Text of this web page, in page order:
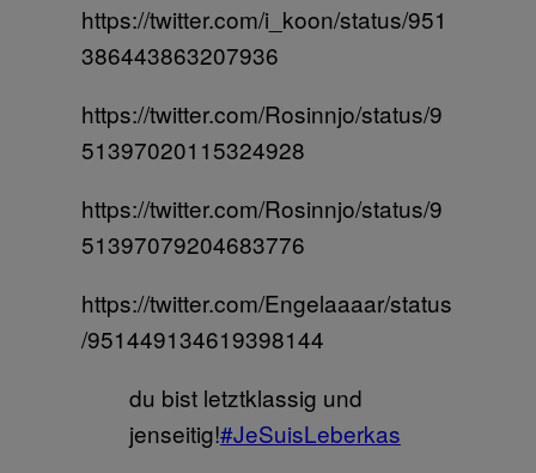
https://twitter.com/i_koon/status/951
386443863207936
https://twitter.com/Rosinnjo/status/9
51397020115324928
https://twitter.com/Rosinnjo/status/9
51397079204683776
https://twitter.com/Engelaaaar/status
/951449134619398144
du bist letztklassig und
jenseitig!#JeSuisLeberkas